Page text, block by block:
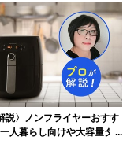
説〉ノンフライヤーおすす
人暮らし向けや大容量タ